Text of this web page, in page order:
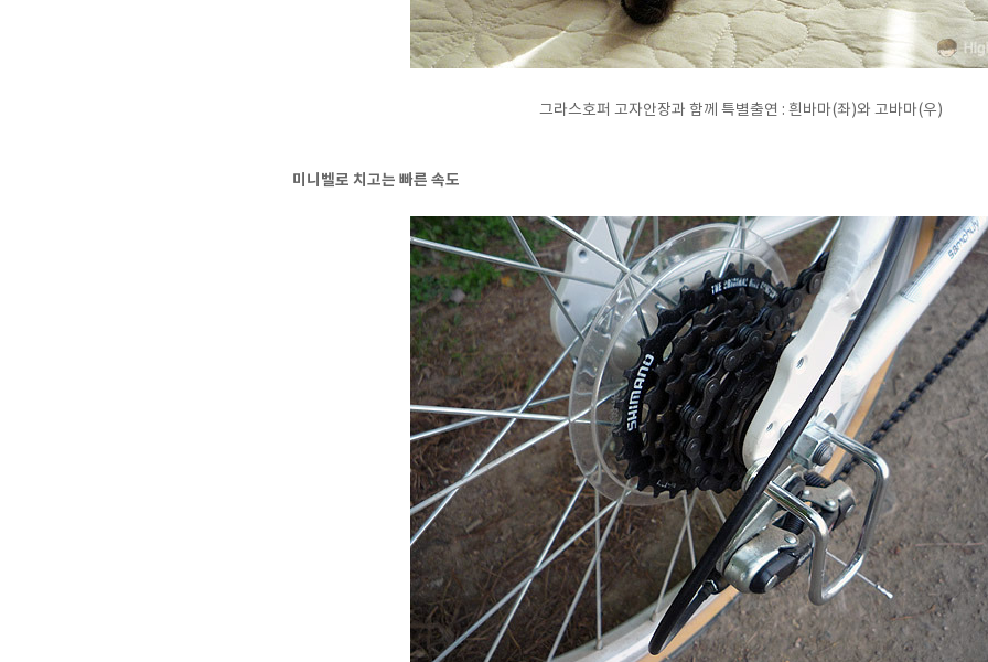
그라스호퍼 고자안장과 함께 특별출연 : 흰바마(좌)와 고바마(우)
미니벨로 치고는 빠른 속도